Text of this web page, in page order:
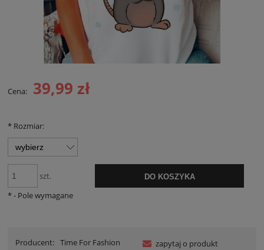
Cena: 39,99 zł
* Rozmiar:
szt. DO KOSZYKA
*- Pole wymagane
Producent: Time For Fashion zapytaj o produkt